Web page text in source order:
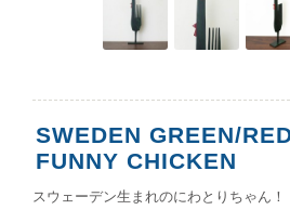
SWEDEN GREEN/
FUNNY CHICKEN
スウェーデン生まれのにわとりちゃん！